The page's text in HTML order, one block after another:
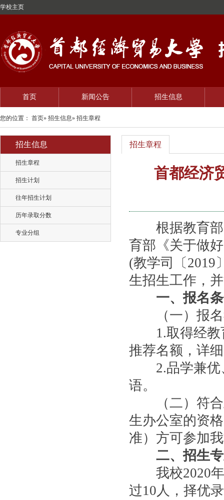
学校主页
首页 新闻公告 招生信息
您的位置： 首页» 招生信息» 招生章程
招生信息
招生章程
招生计划
往年招生计划
历年录取分数
专业分组
招生章程
首都经济
根据教育部
育部《关于做
(教学司〔2019
生招生工作，
一、报名
（一）报名
1.取得经教
推荐名额，详
2.品学兼优
语。
（二）符合
生办公室的资
准）方可参加
二、招生
我校2020年
过10人，择优